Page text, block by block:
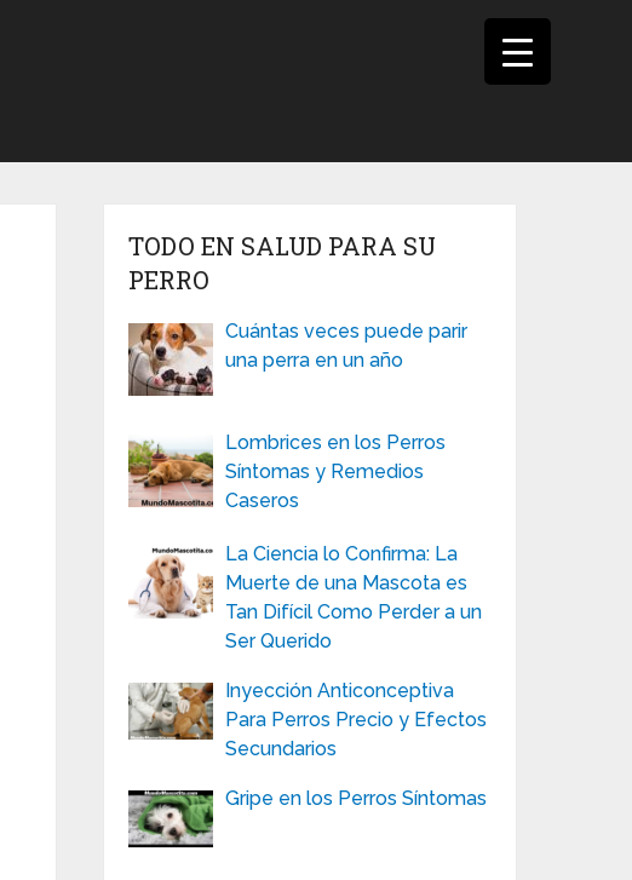
TODO EN SALUD PARA SU
PERRO
Cuántas veces puede parir
una perra en un año
Lombrices en los Perros
Síntomas y Remedios
Caseros
La Ciencia lo Confirma: La
Muerte de una Mascota es
Tan Difícil Como Perder a un
Ser Querido
Inyección Anticonceptiva
Para Perros Precio y Efectos
Secundarios
Gripe en los Perros Síntomas